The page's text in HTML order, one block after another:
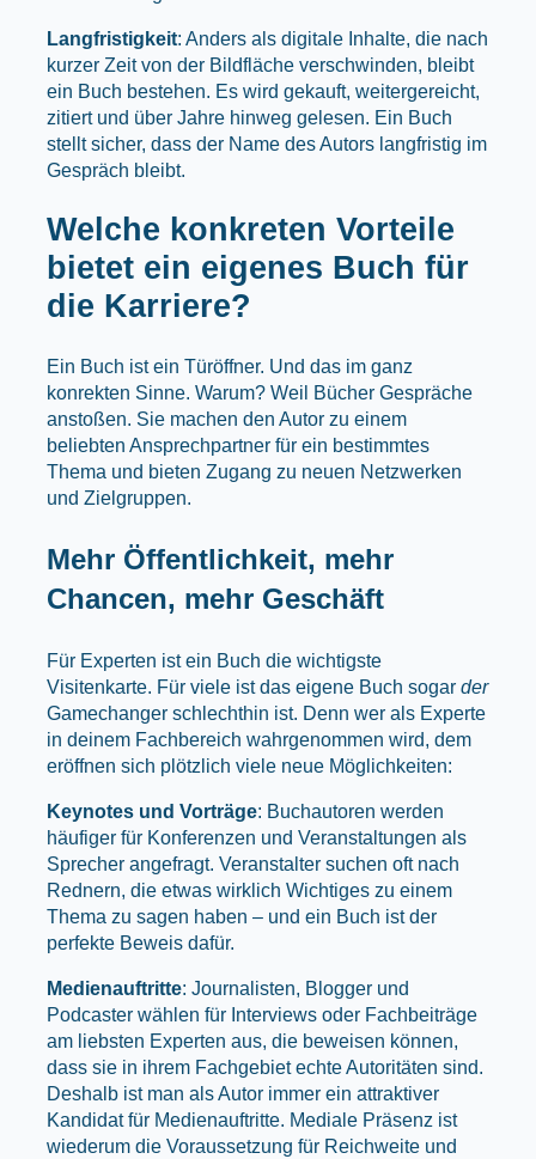
Langfristigkeit: Anders als digitale Inhalte, die nach
kurzer Zeit von der Bildfläche verschwinden, bleibt
ein Buch bestehen. Es wird gekauft, weitergereicht,
zitiert und über Jahre hinweg gelesen. Ein Buch
stellt sicher, dass der Name des Autors langfristig im
Gespräch bleibt.
Welche konkreten Vorteile
bietet ein eigenes Buch für
die Karriere?
Ein Buch ist ein Türöffner. Und das im ganz
konrekten Sinne. Warum? Weil Bücher Gespräche
anstoßen. Sie machen den Autor zu einem
beliebten Ansprechpartner für ein bestimmtes
Thema und bieten Zugang zu neuen Netzwerken
und Zielgruppen.
Mehr Öffentlichkeit, mehr
Chancen, mehr Geschäft
Für Experten ist ein Buch die wichtigste
Visitenkarte. Für viele ist das eigene Buch sogar der
Gamechanger schlechthin ist. Denn wer als Experte
in deinem Fachbereich wahrgenommen wird, dem
eröffnen sich plötzlich viele neue Möglichkeiten:
Keynotes und Vorträge: Buchautoren werden
häufiger für Konferenzen und Veranstaltungen als
Sprecher angefragt. Veranstalter suchen oft nach
Rednern, die etwas wirklich Wichtiges zu einem
Thema zu sagen haben – und ein Buch ist der
perfekte Beweis dafür.
Medienauftritte: Journalisten, Blogger und
Podcaster wählen für Interviews oder Fachbeiträge
am liebsten Experten aus, die beweisen können,
dass sie in ihrem Fachgebiet echte Autoritäten sind.
Deshalb ist man als Autor immer ein attraktiver
Kandidat für Medienauftritte. Mediale Präsenz ist
wiederum die Voraussetzung für Reichweite und